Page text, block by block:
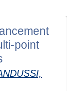
point